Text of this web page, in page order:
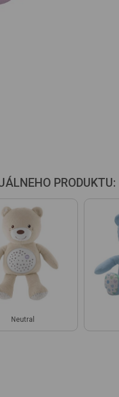
PRODUKTU:
Neutral